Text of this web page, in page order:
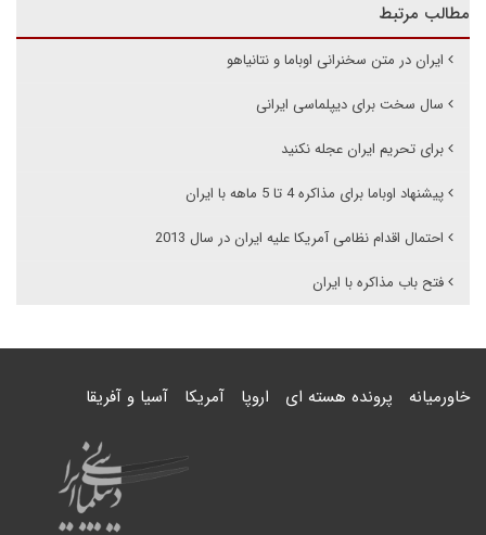
مطالب مرتبط
ایران در متن سخنرانی اوباما و نتانیاهو
سال سخت برای دیپلماسی ایرانی
برای تحریم ایران عجله نکنید
پیشنهاد اوباما برای مذاکره 4 تا 5 ماهه با ایران
احتمال اقدام نظامی آمریکا علیه ایران در سال 2013
فتح باب مذاکره با ایران
خاورمیانه پرونده هسته ای اروپا آمریکا آسیا و آفریقا